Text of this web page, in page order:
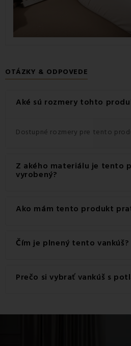
OTÁZKY & ODPOVEDE
Aké sú rozmery tohto
Dostupné rozmery pre tento
Z akého materiálu je tento
vyrobený?
Tento produkt je vyrobený z
Ako mám tento produkt
Pre dosiahnutie najlepších
produkt prať na 40 °C.
Čím je plnený tento vankúš?
Vankúš je plnený: 100% Polyester.
Prečo si vybrať vankúš s